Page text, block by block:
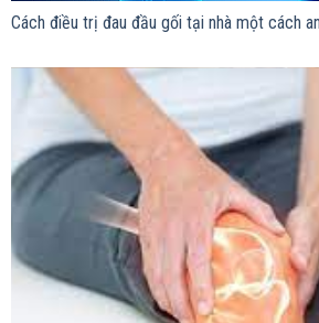
Cách điều trị đau đầu gối tại nhà một cách